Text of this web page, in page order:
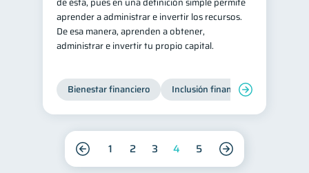
aprender a administrar e invertir los recursos.
De esa manera, aprenden a obtener,
administrar e invertir tu propio capital.
Bienestar financiero Inclusión financiera
1 2 3 4 5